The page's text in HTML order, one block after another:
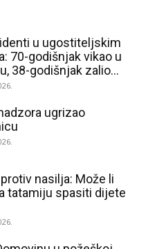
u ugostiteljskim
70-godišnjak vikao u
38-godišnjak zalio...
ugrizao
nasilja: Može li
tatamiju spasiti dijete